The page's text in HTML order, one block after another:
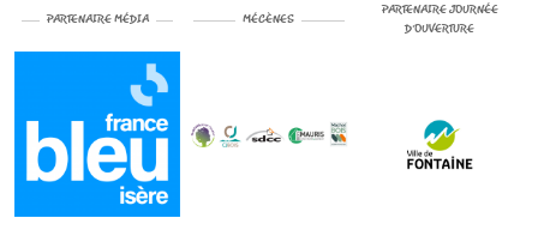
PARTENAIRE MÉDIA MÉCÈNES
PARTENAIRE JOURNÉE
D’OUVERTURE